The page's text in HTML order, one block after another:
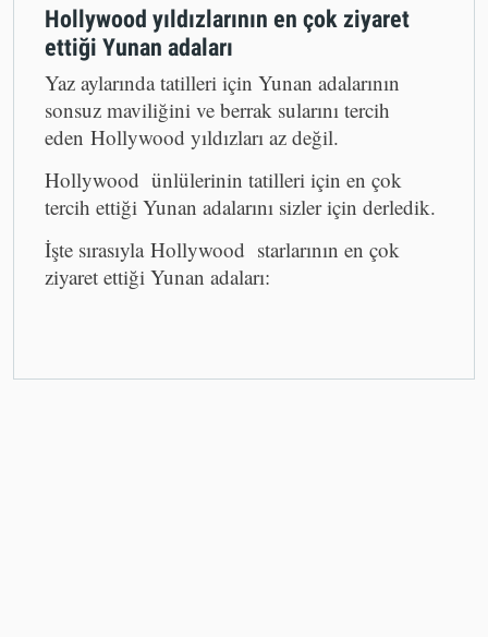
'EN'LER
Hollywood yıldızlarının en çok ziyaret
ettiği Yunan adaları
Yaz aylarında tatilleri için Yunan adalarının
sonsuz maviliğini ve berrak sularını tercih
eden Hollywood yıldızları az değil.
Hollywood ünlülerinin tatilleri için en çok
tercih ettiği Yunan adalarını sizler için derledik.
İşte sırasıyla Hollywood starlarının en çok
ziyaret ettiği Yunan adaları: